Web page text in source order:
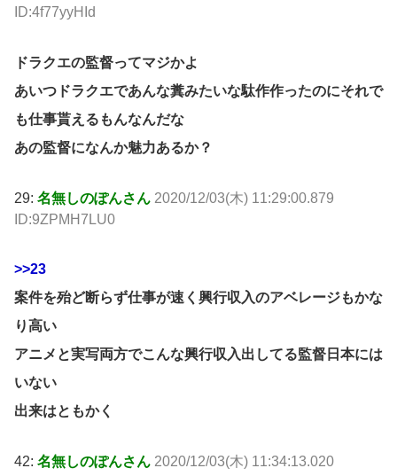
ID:4f77yyHId
ドラクエの監督ってマジかよ
あいつドラクエであんな糞みたいな駄作作ったのにそれで
も仕事貰えるもんなんだな
あの監督になんか魅力あるか？
29: 名無しのぽんさん 2020/12/03(木) 11:29:00.879
ID:9ZPMH7LU0
>>23
案件を殆ど断らず仕事が速く興行収入のアベレージもかな
り高い
アニメと実写両方でこんな興行収入出してる監督日本には
いない
出来はともかく
42: 名無しのぽんさん 2020/12/03(木) 11:34:13.020